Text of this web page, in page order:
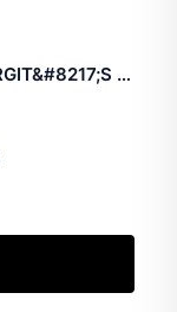
WARHAMMER UNDERWORLDS: BORGIT&#8217;S BEASTGRABBAZ